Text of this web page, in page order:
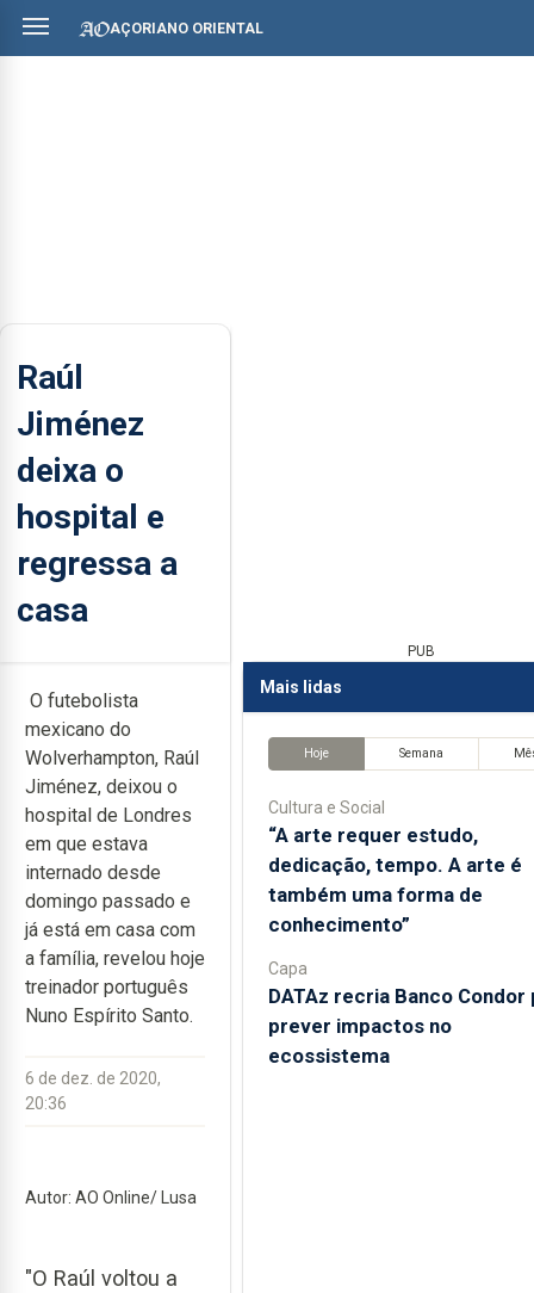
AÇORIANO ORIENTAL
Raúl
Jiménez
deixa o
hospital e
regressa a
casa
O futebolista
mexicano do
Wolverhampton, Raúl
Jiménez, deixou o
hospital de Londres
em que estava
internado desde
domingo passado e
já está em casa com
a família, revelou hoje
treinador português
Nuno Espírito Santo.
6 de dez. de 2020,
20:36
Autor: AO Online/ Lusa
"O Raúl voltou a
PUB
Mais lidas
Hoje Semana
Cultura e Social
“A arte requer estudo,
dedicação, tempo. A arte é
também uma forma de
conhecimento”
Capa
DATAz recria Banco Condor
prever impactos no
ecossistema